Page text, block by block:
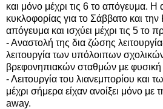
και μόνο μέχρι τις 6 το απόγευμα.
κυκλοφορίας για το Σάββατο και την
απόγευμα και ισχύει μέχρι τις 5 το
- Αναστολή της δια ζώσης
λειτουργία των υπόλοιπων
βρεφονηπιακών σταθμών με
- Λειτουργία του λιανεμπορίου και
μέχρι σήμερα είχαν ανοίξει μόνο με
away.